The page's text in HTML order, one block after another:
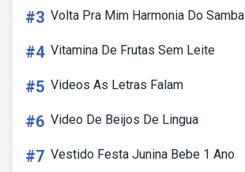
#3 Volta Pra Mim Harmonia Do Samba
#4 Vitamina De Frutas Sem Leite
#5 Videos As Letras Falam
#6 Video De Beijos De Lingua
#7 Vestido Festa Junina Bebe 1 Ano